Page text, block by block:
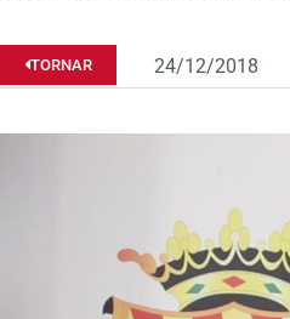
TORNAR 24/12/2018